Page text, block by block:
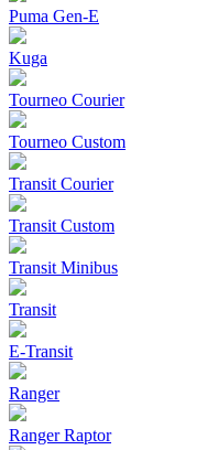
Puma Gen‑E
Kuga
Tourneo Courier
Tourneo Custom
Transit Courier
Transit Custom
Transit Minibus
Transit
E-Transit
Ranger
Ranger Raptor